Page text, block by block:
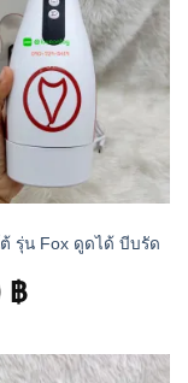
รุ่น Fox ดูดได้ บีบรัด
฿